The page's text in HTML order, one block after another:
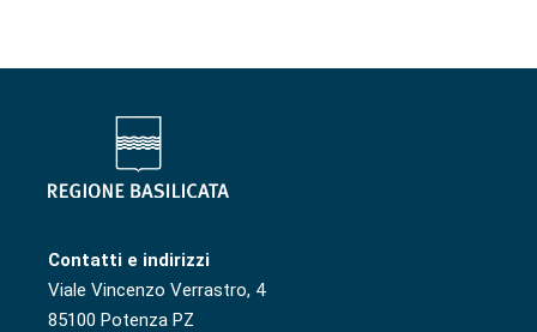
Contatti e indirizzi
Viale Vincenzo Verrastro, 4
85100 Potenza PZ